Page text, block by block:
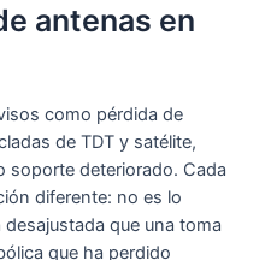
antenas en
como pérdida de
de TDT y satélite,
soporte deteriorado. Cada
diferente: no es lo
que una toma
que ha perdido